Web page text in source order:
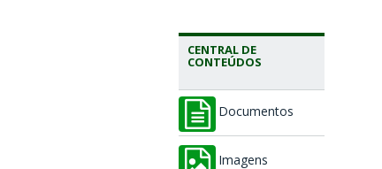
CENTRAL DE
CONTEÚDOS
Documentos
Imagens